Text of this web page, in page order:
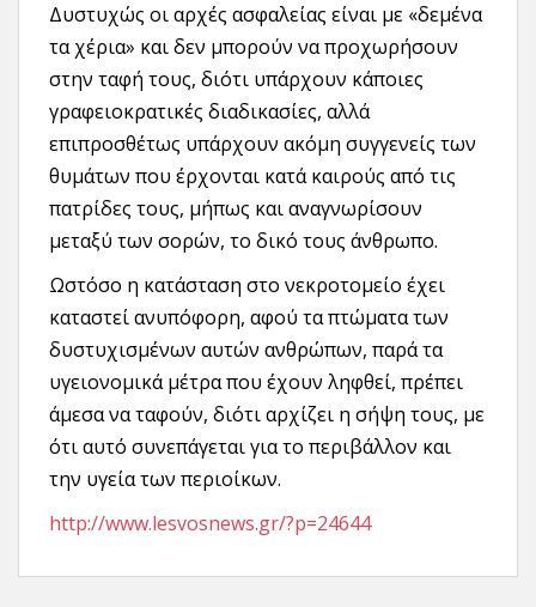
Δυστυχώς οι αρχές ασφαλείας είναι με «δεμένα
τα χέρια» και δεν μπορούν να προχωρήσουν
στην ταφή τους, διότι υπάρχουν κάποιες
γραφειοκρατικές διαδικασίες, αλλά
επιπροσθέτως υπάρχουν ακόμη συγγενείς των
θυμάτων που έρχονται κατά καιρούς από τις
πατρίδες τους, μήπως και αναγνωρίσουν
μεταξύ των σορών, το δικό τους άνθρωπο.
Ωστόσο η κατάσταση στο νεκροτομείο έχει
καταστεί ανυπόφορη, αφού τα πτώματα των
δυστυχισμένων αυτών ανθρώπων, παρά τα
υγειονομικά μέτρα που έχουν ληφθεί, πρέπει
άμεσα να ταφούν, διότι αρχίζει η σήψη τους, με
ότι αυτό συνεπάγεται για το περιβάλλον και
την υγεία των περιοίκων.
http://www.lesvosnews.gr/?p=24644